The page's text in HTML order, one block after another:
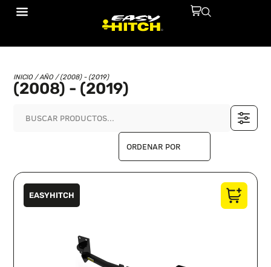
INICIO/ AÑO / (2008) - (2019)
(2008) - (2019)
EASYHITCH